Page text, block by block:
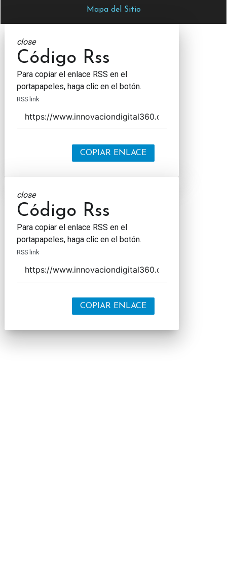
Mapa del Sitio
close
Código Rss
Para copiar el enlace RSS en el
portapapeles, haga clic en el botón.
RSS link
COPIAR ENLACE
close
Código Rss
Para copiar el enlace RSS en el
portapapeles, haga clic en el botón.
RSS link
COPIAR ENLACE